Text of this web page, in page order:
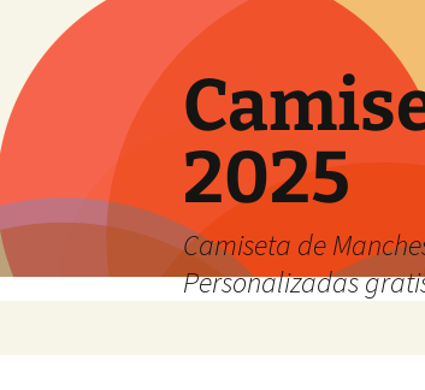
2025
Camiseta de
Personalizadas